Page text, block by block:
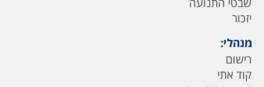
יזכור
מנהלי:
רישום
קוד אתי